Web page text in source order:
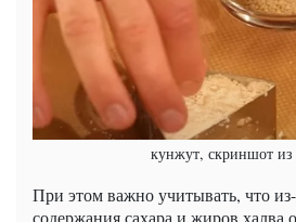
кунжут, скриншот из
При этом важно учитывать, что
содержания сахара и жиров халва